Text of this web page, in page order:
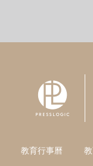
教育行事曆